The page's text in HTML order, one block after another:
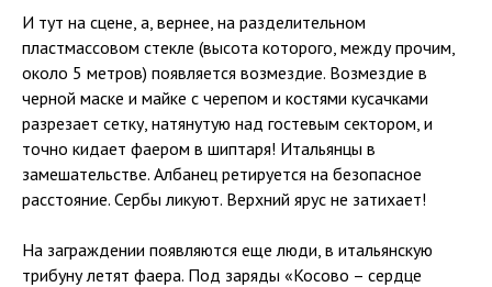
И тут на сцене, а, вернее, на разделительном
пластмассовом стекле (высота которого, между прочим,
около 5 метров) появляется возмездие. Возмездие в
черной маске и майке с черепом и костями кусачками
разрезает сетку, натянутую над гостевым сектором, и
точно кидает фаером в шиптаря! Итальянцы в
замешательстве. Албанец ретируется на безопасное
расстояние. Сербы ликуют. Верхний ярус не затихает!
На заграждении появляются еще люди, в итальянскую
трибуну летят фаера. Под заряды «Косово – сердце